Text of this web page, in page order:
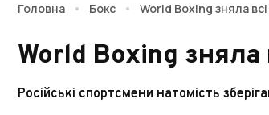
Головна • Бокс • World Boxing зняла
World Boxing зняла
Російські спортсмени натомість